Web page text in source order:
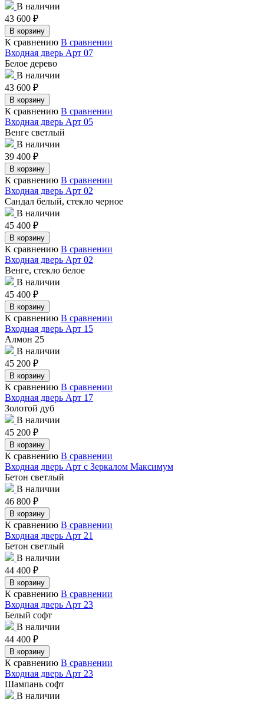
В наличии
43 600 ₽
В корзину
К сравнению В сравнении
Входная дверь Арт 07
Белое дерево
В наличии
43 600 ₽
В корзину
К сравнению В сравнении
Входная дверь Арт 05
Венге светлый
В наличии
39 400 ₽
В корзину
К сравнению В сравнении
Входная дверь Арт 02
Сандал белый, стекло черное
В наличии
45 400 ₽
В корзину
К сравнению В сравнении
Входная дверь Арт 02
Венге, стекло белое
В наличии
45 400 ₽
В корзину
К сравнению В сравнении
Входная дверь Арт 15
Алмон 25
В наличии
45 200 ₽
В корзину
К сравнению В сравнении
Входная дверь Арт 17
Золотой дуб
В наличии
45 200 ₽
В корзину
К сравнению В сравнении
Входная дверь Арт с Зеркалом Максимум
Бетон светлый
В наличии
46 800 ₽
В корзину
К сравнению В сравнении
Входная дверь Арт 21
Бетон светлый
В наличии
44 400 ₽
В корзину
К сравнению В сравнении
Входная дверь Арт 23
Белый софт
В наличии
44 400 ₽
В корзину
К сравнению В сравнении
Входная дверь Арт 23
Шампань софт
В наличии